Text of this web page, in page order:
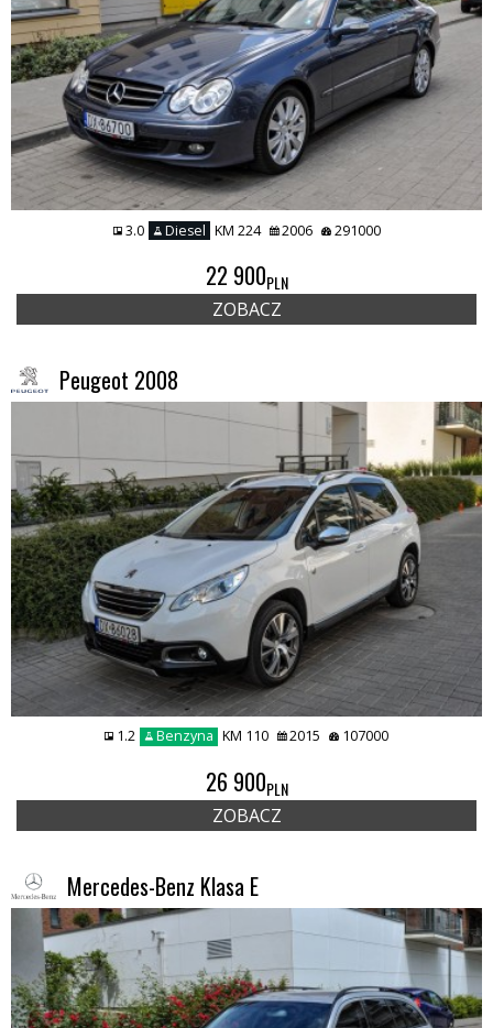
3.0 Diesel KM 224 2006 291000
22 900PLN
ZOBACZ
Peugeot 2008
1.2 Benzyna KM 110 2015 107000
26 900PLN
ZOBACZ
Mercedes-Benz Klasa E